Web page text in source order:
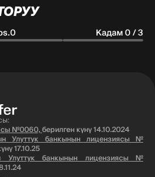
Кадам 0 / 3
№0060,берилген күнү 14.10.2024
Улуттук банкынын лицензиясы №
17.10.25
Улуттук банкынын лицензиясы №